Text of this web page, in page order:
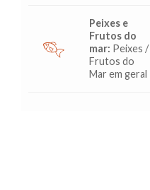
Peixes e
Frutos do
mar: Peixes /
Frutos do
Mar em geral